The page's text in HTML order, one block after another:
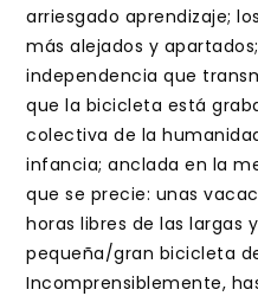
arriesgado aprendizaje;
más alejados y
independencia que
que la bicicleta está
colectiva de la
infancia; anclada en la
que se precie: unas
horas libres de las largas
pequeña/gran bicicleta
Incomprensiblemente,